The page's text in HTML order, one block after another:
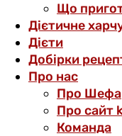
Що
Дієтичне
Дієти
Добірки
Про нас
Про Шефа
Про сайт
Команда